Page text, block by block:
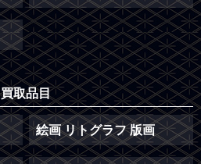
買取品目
絵画 リトグラフ 版画